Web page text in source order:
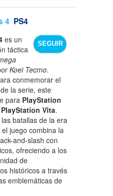
4 PS4
SEGUIR
es un
táctica
Koei Tecmo.
conmemorar el
la serie, este
para PlayStation
PlayStation Vita.
batallas de la era
juego combina la
and-slash con
ofreciendo a los
de
históricos a través
emblemáticas de